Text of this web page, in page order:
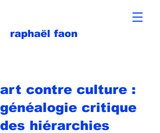
raphaël faon
art contre culture :
généalogie critique
des hiérarchies